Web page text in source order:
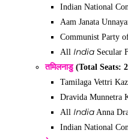
Indian National
Aam Janata
Communist Party
All India Secular
तमिलनाडु(Total Seats:
Tamilaga Vettri
Dravida Munnetra
All India Anna
Indian National